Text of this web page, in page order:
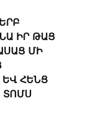
ԻՐ ԹԱՑ
ՄԻ
ԵՎ ՀԵՆՑ
ՏՈՄՍ